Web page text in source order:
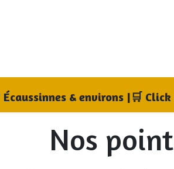
& environs |🛒
Nos